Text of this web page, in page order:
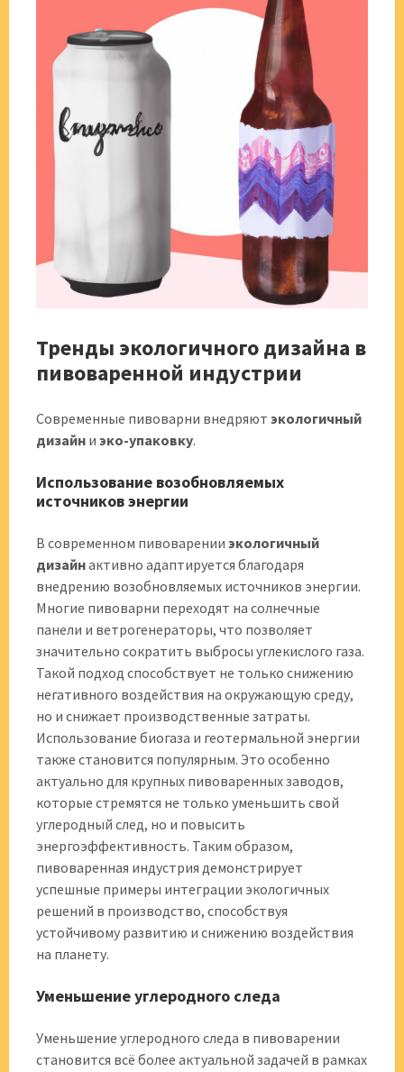
Тренды экологичного дизайна в
пивоваренной индустрии
Современные пивоварни внедряют экологичный
дизайн и эко-упаковку.
Использование возобновляемых
источников энергии
В современном пивоварении экологичный
дизайнактивно адаптируется благодаря
внедрению возобновляемых источников энергии.
Многие пивоварни переходят на солнечные
панели и ветрогенераторы, что позволяет
значительно сократить выбросы углекислого газа.
Такой подход способствует не только снижению
негативного воздействия на окружающую среду,
но и снижает производственные затраты.
Использование биогаза и геотермальной энергии
также становится популярным. Это особенно
актуально для крупных пивоваренных заводов,
которые стремятся не только уменьшить свой
углеродный след, но и повысить
энергоэффективность. Таким образом,
пивоваренная индустрия демонстрирует
успешные примеры интеграции экологичных
решений в производство, способствуя
устойчивому развитию и снижению воздействия
на планету.
Уменьшение углеродного следа
Уменьшение углеродного следа в пивоварении
становится всё более актуальной задачей в рамках